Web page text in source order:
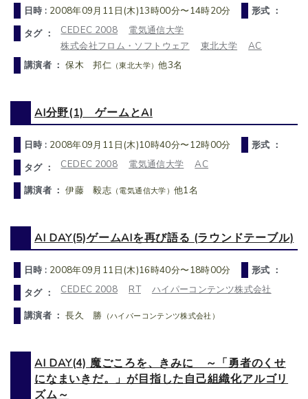
日時 : 2008年09月11日(木)13時00分〜14時20分
形式 ：
タグ ：
CEDEC 2008
電気通信大学
株式会社フロム・ソフトウェア
東北大学
AC
講演者 ：保木 邦仁 （東北大学）他3名
AI分野(1) ゲームとAI
日時 : 2008年09月11日(木)10時40分〜12時00分
形式 ：
タグ ：
CEDEC 2008 電気通信大学
AC
講演者 ：伊藤 毅志 （電気通信大学） 他1名
AI DAY(5)ゲームAIを再び語る (ラウンドテーブル)
日時 : 2008年09月11日(木)16時40分〜18時00分
形式 ：
タグ ：
CEDEC 2008 RT
ハイパーコンテンツ株式会社
講演者 ：長久 勝 （ハイパーコンテンツ株式会社）
AI DAY(4) 魔ごころを、きみに ～「勇者のくせ
になまいきだ。」が目指した自己組織化アルゴリ
ズム～